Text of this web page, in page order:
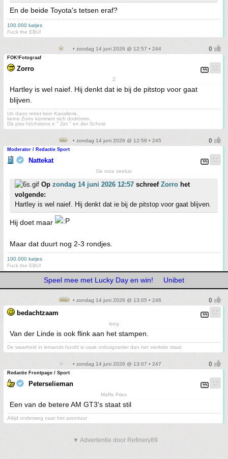
En de beide Toyota's tetsen eraf?
100.000 katjes
Fuck the EBU!
• zondag 14 juni 2026 @ 12:57 • 244
FOK!Fotograaf
Zorro
Z
Hartley is wel naief. Hij denkt dat ie bij de pitstop voor gaat
blijven.
Un dann rettet kein Kavallerie,
keine Zorro kümmert sich dodrömm.
Dä piss höchstens e " Zet " en der Schnie
• zondag 14 juni 2026 @ 12:58 • 245
Moderator / Redactie Sport
Nattekat
De roze zeekat
Op zondag 14 juni 2026 12:57 schreef Zorro het
volgende:
Hartley is wel naief. Hij denkt dat ie bij de pitstop voor gaat blijven.
Hij doet maar
Maar dat duurt nog 2-3 rondjes.
100.000 katjes
Fuck the EBU!
Speel mee met Lucky Day en win! Unibet
• zondag 14 juni 2026 @ 13:05 • 246
bedachtzaam
leeg
Van der Linde is ook flink aan het stampen.
De waarheid in iemands hoofd is vaak onbuigzamer dan het sterkste staal.
• zondag 14 juni 2026 @ 13:07 • 247
Redactie Frontpage / Sport
Peterselieman
Maffe Fries
Een van de betere AM GT3's staat stil
Altijd onderweg naar het avontuur
▼ Advertentie door Refinery89